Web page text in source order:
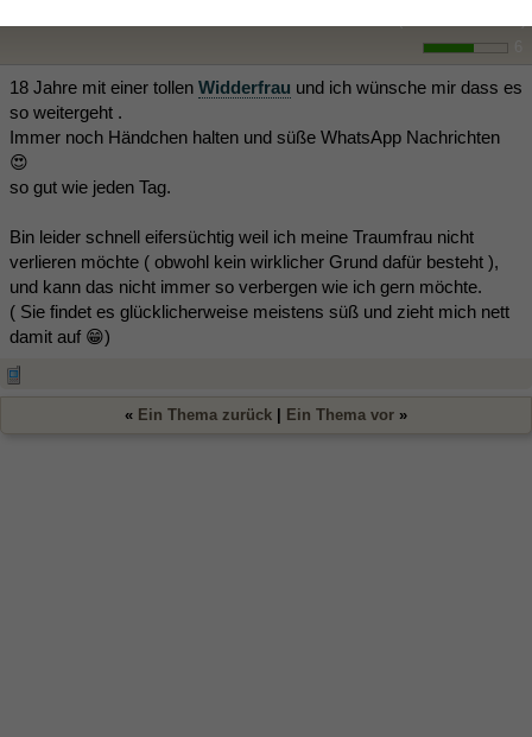
18 Jahre mit einer tollen Widderfrau und ich wünsche mir dass es
so weitergeht .
Immer noch Händchen halten und süße WhatsApp Nachrichten
😍
so gut wie jeden Tag.
Bin leider schnell eifersüchtig weil ich meine Traumfrau nicht
verlieren möchte ( obwohl kein wirklicher Grund dafür besteht ),
und kann das nicht immer so verbergen wie ich gern möchte.
( Sie findet es glücklicherweise meistens süß und zieht mich nett
damit auf 😁)
« Ein Thema zurück Ein Thema vor »